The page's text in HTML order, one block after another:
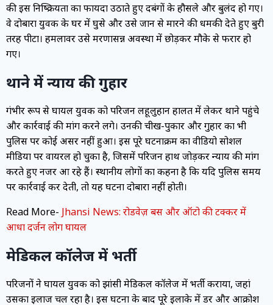
की इस निष्क्रियता का फायदा उठाते हुए दबंगों के हौसले और बुलंद हो गए।
वे दोबारा युवक के घर में घुसे और उसे जान से मारने की धमकी देते हुए बुरी
तरह पीटा। हमलावर उसे मरणासन्न अवस्था में छोड़कर मौके से फरार हो
गए।
थाने में न्याय की गुहार
गंभीर रूप से घायल युवक को परिजन लहूलुहान हालत में लेकर थाने पहुंचे
और कार्रवाई की मांग करने लगे। उनकी चीख-पुकार और गुहार का भी
पुलिस पर कोई असर नहीं हुआ। इस पूरे घटनाक्रम का वीडियो सोशल
मीडिया पर वायरल हो चुका है, जिसमें परिजन हाथ जोड़कर न्याय की मांग
करते हुए नजर आ रहे हैं। स्थानीय लोगों का कहना है कि यदि पुलिस समय
पर कार्रवाई कर देती, तो यह घटना दोबारा नहीं होती।
Read More- Jhansi News: रोडवेज़ बस और ऑटो की टक्कर में
आधा दर्जन लोग घायल
मेडिकल कॉलेज में भर्ती
परिजनों ने घायल युवक को झांसी मेडिकल कॉलेज में भर्ती कराया, जहां
उसका इलाज चल रहा है। इस घटना के बाद पूरे इलाके में डर और आक्रोश